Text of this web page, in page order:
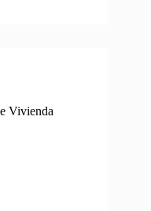
Vivienda